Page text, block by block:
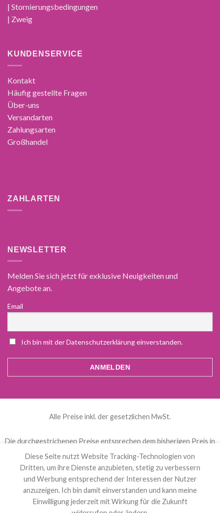
| Stornierungsbedingungen
| Zweig
KUNDENSERVICE
Kontakt
Häufig gestellte Fragen
Über-uns
Versandarten
Zahlungsarten
Großhandel
ZAHLARTEN
NEWSLETTER
Melden Sie sich jetzt für exklusive Neuigkeiten und
Angebote an.
Email
Ich bin mit der Datenschutzerklärung einverstanden.
Alle Preise inkl. der gesetzlichen MwSt.
Die durchgestrichenen Preise entsprechen dem bisherigen Preis in
diesem Online-Shop.
Diese Seite nutzt Website Tracking-Technologien von
Dritten, um ihre Dienste anzubieten, stetig zu verbessern
und Werbung entsprechend der Interessen der Nutzer
anzuzeigen. Ich bin damit einverstanden und kann meine
Einwilligung jederzeit mit Wirkung für die Zukunft
العربية(Arabisch) Čeština(Tschechisch)
Nederlands
Französisch) Deutsch